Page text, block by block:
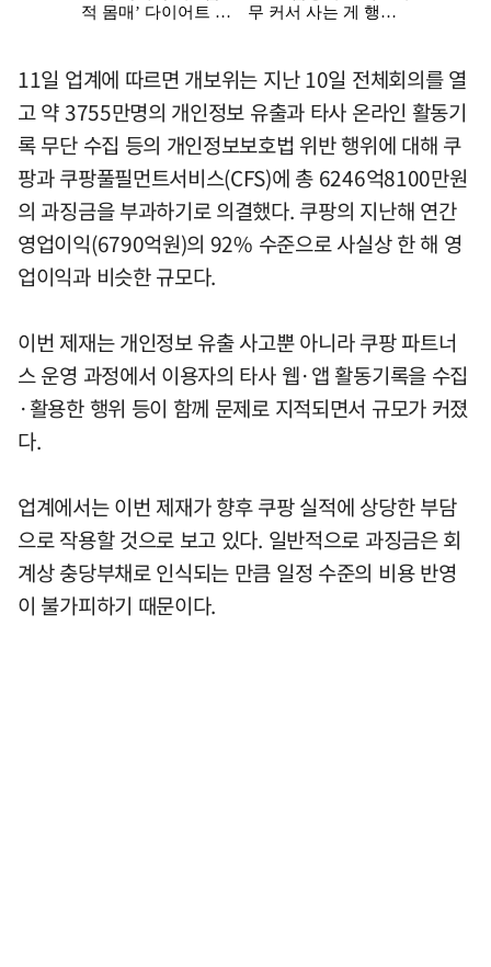
11일 업계에 따르면 개보위는 지난 10일 전체회의를 열
고 약 3755만명의 개인정보 유출과 타사 온라인 활동기
록 무단 수집 등의 개인정보보호법 위반 행위에 대해 쿠
팡과 쿠팡풀필먼트서비스(CFS)에 총 6246억8100만원
의 과징금을 부과하기로 의결했다. 쿠팡의 지난해 연간
영업이익(6790억원)의 92% 수준으로 사실상 한 해 영
업이익과 비슷한 규모다.
이번 제재는 개인정보 유출 사고뿐 아니라 쿠팡 파트너
스 운영 과정에서 이용자의 타사 웹·앱 활동기록을 수집
·활용한 행위 등이 함께 문제로 지적되면서 규모가 커졌
다.
업계에서는 이번 제재가 향후 쿠팡 실적에 상당한 부담
으로 작용할 것으로 보고 있다. 일반적으로 과징금은 회
계상 충당부채로 인식되는 만큼 일정 수준의 비용 반영
이 불가피하기 때문이다.